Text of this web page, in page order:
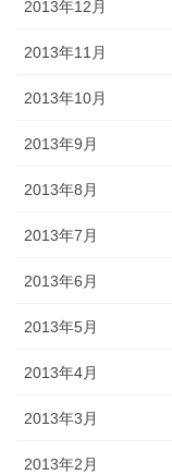
2013年12月
2013年11月
2013年10月
2013年9月
2013年8月
2013年7月
2013年6月
2013年5月
2013年4月
2013年3月
2013年2月